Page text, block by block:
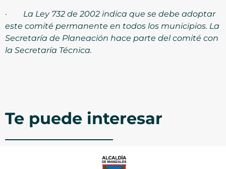
· La Ley 732 de 2002 indica que se debe adoptar
este comité permanente en todos los municipios. La
Secretaría de Planeación hace parte del comité con
la Secretaría Técnica.
Te puede interesar